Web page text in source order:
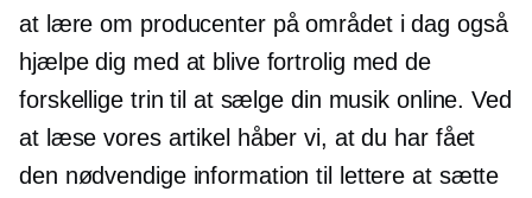
at lære om producenter på området i dag også
hjælpe dig med at blive fortrolig med de
forskellige trin til at sælge din musik online. Ved
at læse vores artikel håber vi, at du har fået
den nødvendige information til lettere at sætte